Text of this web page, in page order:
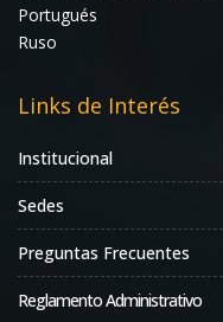
Portugués
Ruso
Links de Interés
Institucional
Sedes
Preguntas Frecuentes
Reglamento Administrativo